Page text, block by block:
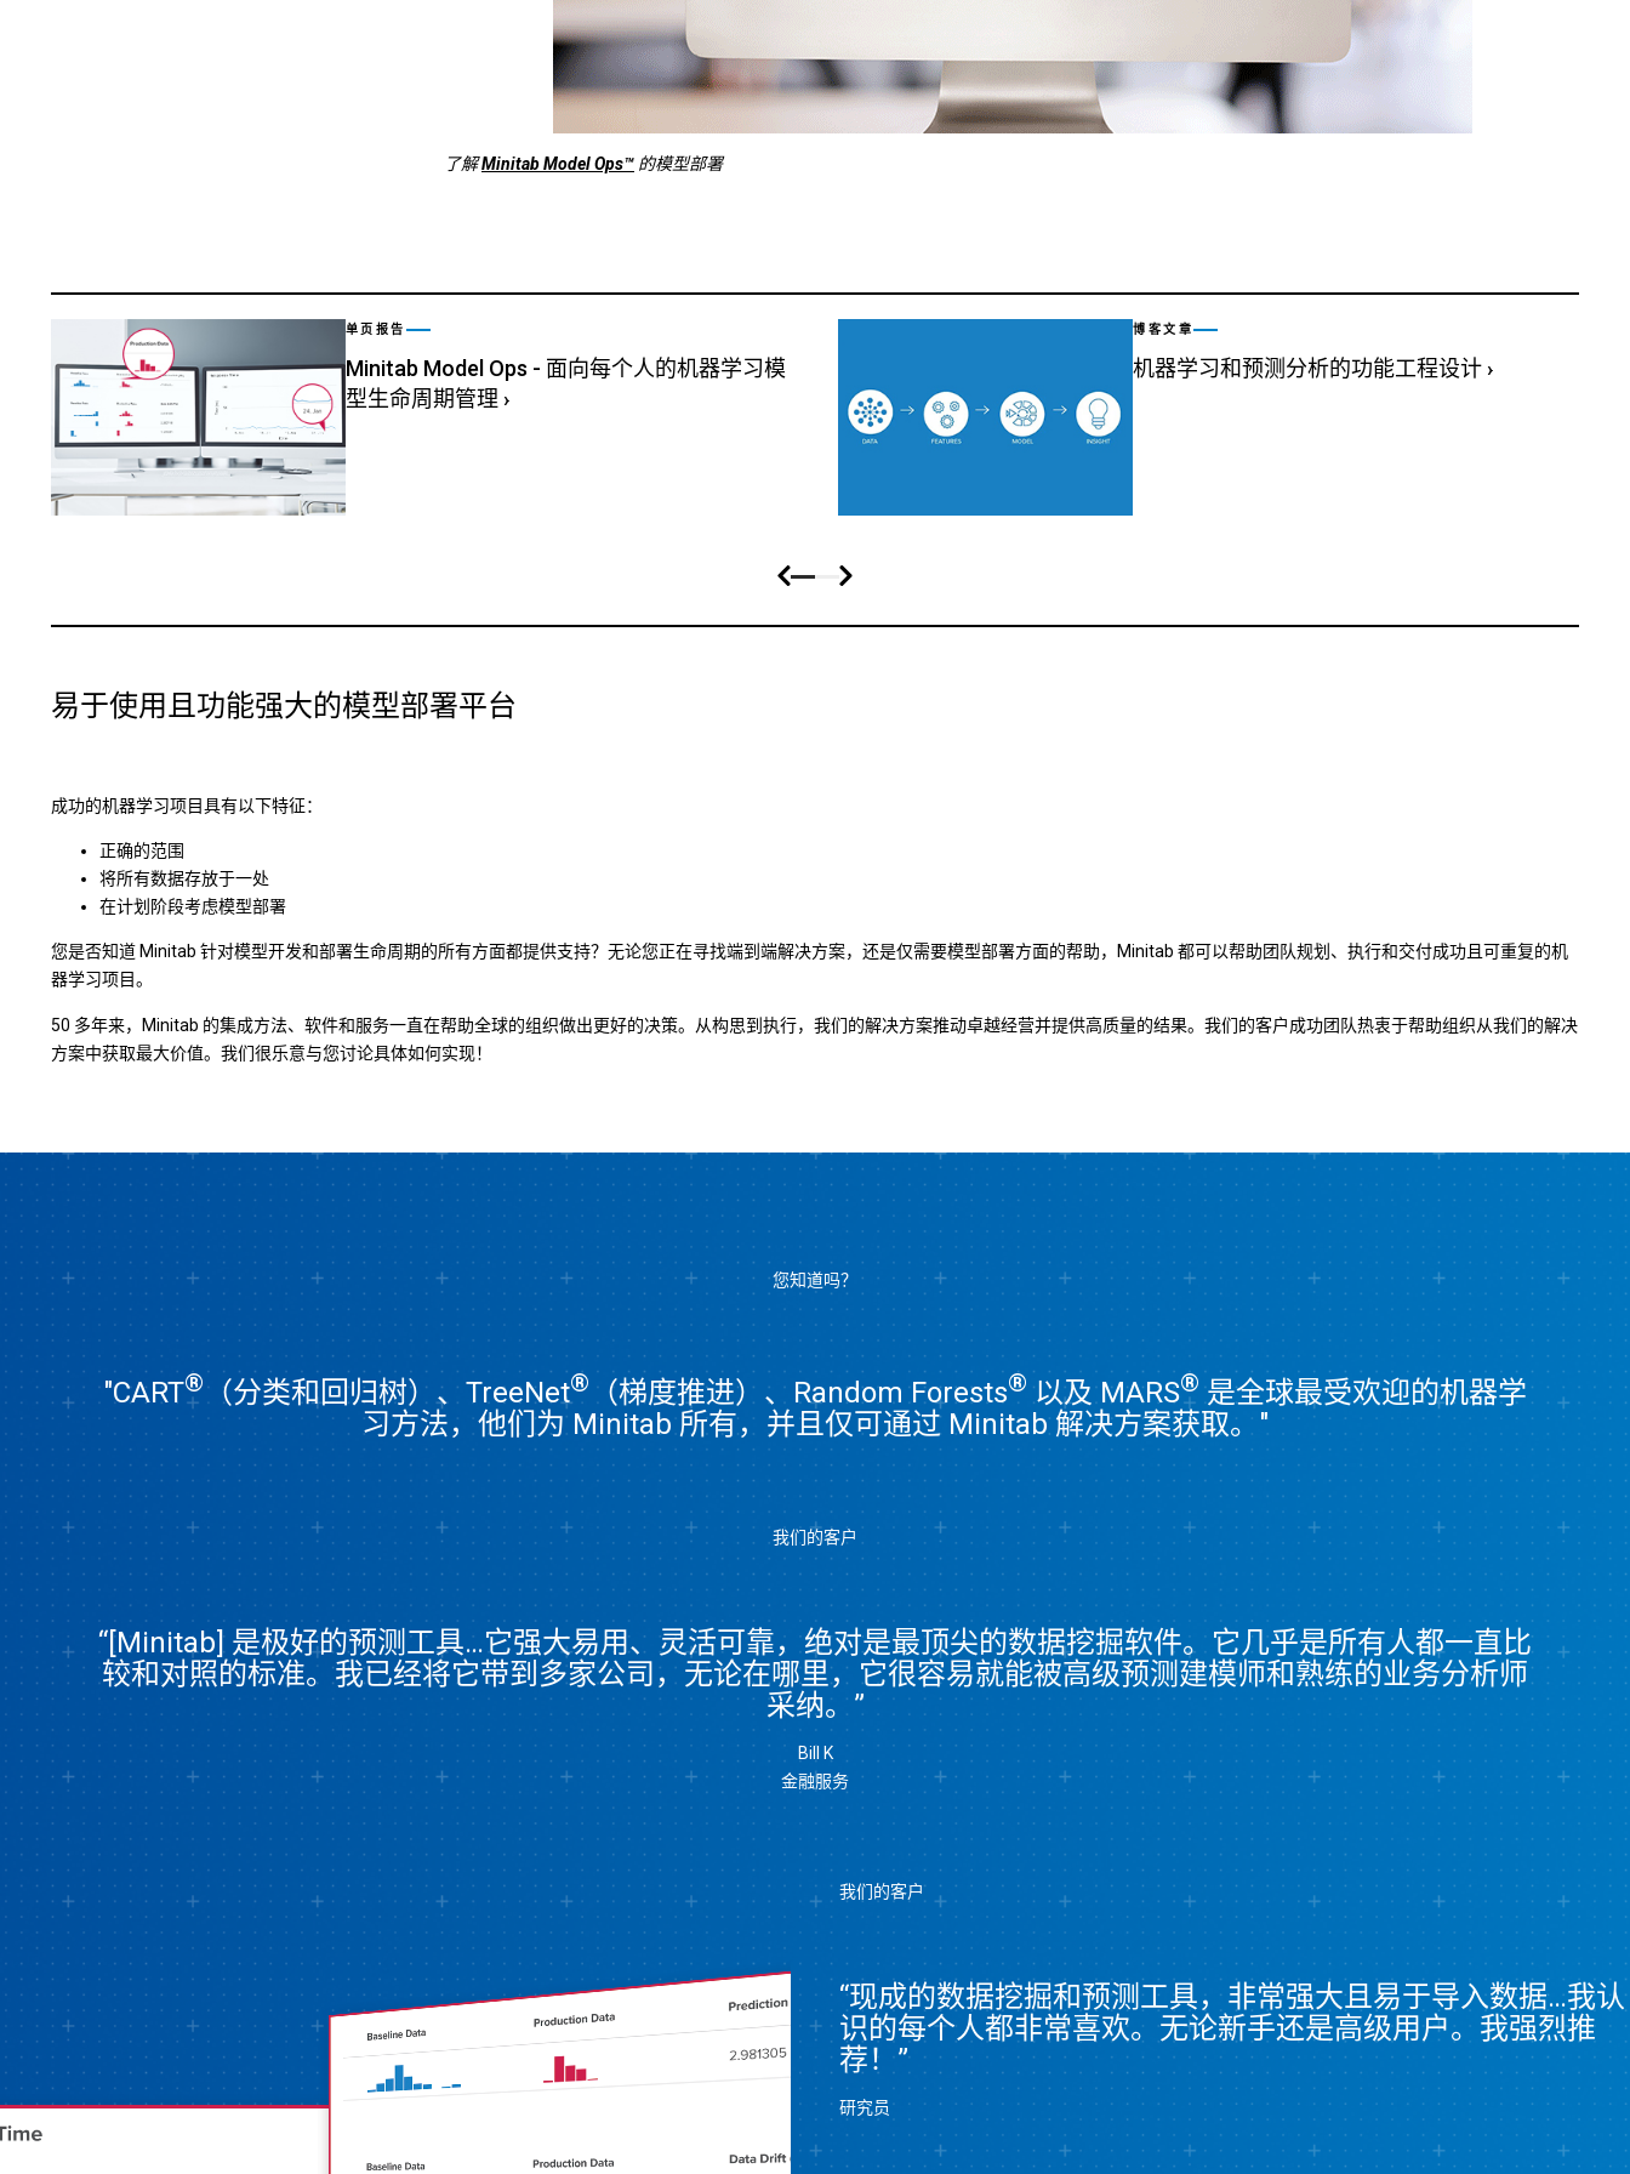
了解Minitab Model Ops™ 的模型部署
单页报告
Minitab Model Ops - 面向每个人的机器学习模
型生命周期管理 ›
博客文章
机器学习和预测分析的功能工程设计 ›
易于使用且功能强大的模型部署平台
成功的机器学习项目具有以下特征：
正确的范围
将所有数据存放于一处
在计划阶段考虑模型部署
您是否知道 Minitab 针对模型开发和部署生命周期的所有方面都提供支持？无论您正在寻找端到端解决方案，还是仅需要模型部署方面的帮助，Minitab 都可以帮助团队规划、执行和交付成功且可重复的机
器学习项目。
50 多年来，Minitab 的集成方法、软件和服务一直在帮助全球的组织做出更好的决策。从构思到执行，我们的解决方案推动卓越经营并提供高质量的结果。我们的客户成功团队热衷于帮助组织从我们的解决
方案中获取最大价值。我们很乐意与您讨论具体如何实现！
您知道吗？
"CART®（分类和回归树）、TreeNet® （梯度推进）、Random Forests® 以及 MARS® 是全球最受欢迎的机器学
习方法，他们为 Minitab 所有，并且仅可通过 Minitab 解决方案获取。"
我们的客户
“[Minitab] 是极好的预测工具…它强大易用、灵活可靠，绝对是最顶尖的数据挖掘软件。它几乎是所有人都一直比
较和对照的标准。我已经将它带到多家公司，无论在哪里，它很容易就能被高级预测建模师和熟练的业务分析师
采纳。”
Bill K
金融服务
我们的客户
“现成的数据挖掘和预测工具，非常强大且易于导入数据…我认
识的每个人都非常喜欢。无论新手还是高级用户。我强烈推
荐！”
研究员